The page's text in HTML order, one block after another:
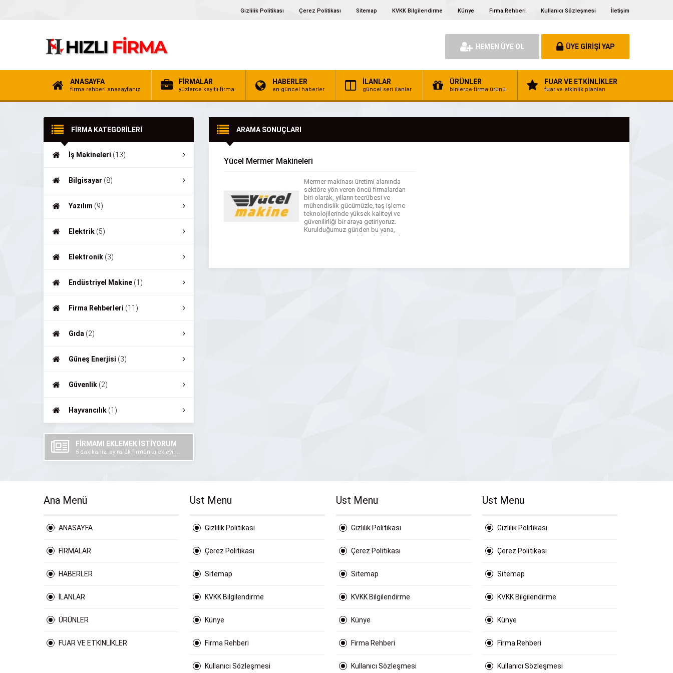
Gizlilik Politikası Çerez Politikası Sitemap KVKK Bilgilendirme Künye Firma Rehberi Kullanıcı Sözleşmesi İletişim
HEMEN ÜYE OL ÜYE GİRİŞİ YAP
ANASAYFA
firma rehberi anasayfanız
FİRMALAR
yüzlerce kayıtlı firma
HABERLER
en güncel haberler
İLANLAR
güncel seri ilanlar
ÜRÜNLER
binlerce firma ürünü
FUAR VE ETKİNLİKLER
fuar ve etkinlik planları
FİRMA KATEGORİLERİ
İş Makineleri (13)
Bilgisayar (8)
Yazılım (9)
Elektrik (5)
Elektronik (3)
Endüstriyel Makine (1)
Firma Rehberleri (11)
Gıda (2)
Güneş Enerjisi (3)
Güvenlik (2)
Hayvancılık (1)
FİRMAMI EKLEMEK İSTİYORUM
5 dakikanızı ayırarak firmanızı ekleyin..
ARAMA SONUÇLARI
Yücel Mermer Makineleri
Mermer makinası üretimi alanında
sektöre yön veren öncü firmalardan
biri olarak, yılların tecrübesi ve
mühendislik gücümüzle, taş işleme
teknolojilerinde yüksek kaliteyi ve
güvenilirliği bir araya getiriyoruz.
Kurulduğumuz günden bu yana,
mermer, granit ve diğer doğal taşların
ekip ile çalışıyoruz. Mermer makineleri
Ana Menü
ANASAYFA
FİRMALAR
HABERLER
İLANLAR
ÜRÜNLER
FUAR VE ETKİNLİKLER
Ust Menu
Gizlilik Politikası
Çerez Politikası
Sitemap
KVKK Bilgilendirme
Künye
Firma Rehberi
Kullanıcı Sözleşmesi
Ust Menu
Gizlilik Politikası
Çerez Politikası
Sitemap
KVKK Bilgilendirme
Künye
Firma Rehberi
Kullanıcı Sözleşmesi
Ust Menu
Gizlilik Politikası
Çerez Politikası
Sitemap
KVKK Bilgilendirme
Künye
Firma Rehberi
Kullanıcı Sözleşmesi